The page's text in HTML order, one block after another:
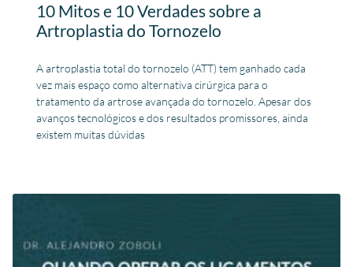
10 Mitos e 10 Verdades sobre a
Artroplastia do Tornozelo
A artroplastia total do tornozelo (ATT) tem ganhado cada
vez mais espaço como alternativa cirúrgica para o
tratamento da artrose avançada do tornozelo. Apesar dos
avanços tecnológicos e dos resultados promissores, ainda
existem muitas dúvidas